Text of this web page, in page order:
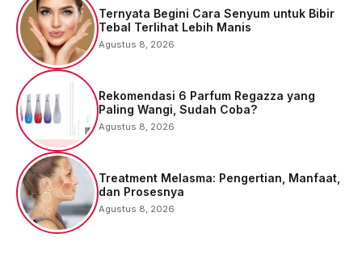
Ternyata Begini Cara Senyum untuk Bibir
Tebal Terlihat Lebih Manis
Agustus 8, 2026
Rekomendasi 6 Parfum Regazza yang
Paling Wangi, Sudah Coba?
Agustus 8, 2026
Treatment Melasma: Pengertian, Manfaat,
dan Prosesnya
Agustus 8, 2026